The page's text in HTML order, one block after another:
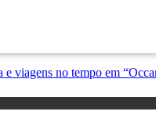
viagens no tempo em